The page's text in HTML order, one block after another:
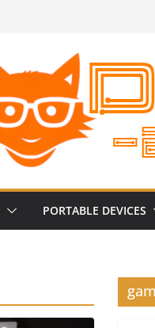
PORTABLE DEVICES